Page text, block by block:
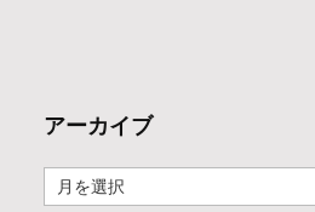
アーカイブ
ー